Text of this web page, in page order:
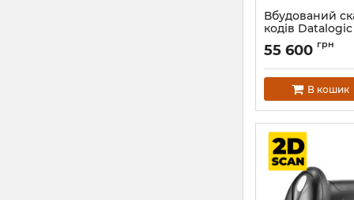
Вбудований
кодів
(2D - QR Code,
PDF417)
Артикул:1377
55 600 грн
В кошик